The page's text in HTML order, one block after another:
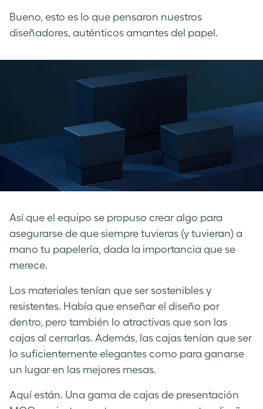
Bueno, esto es lo que pensaron nuestros
diseñadores, auténticos amantes del papel.
Así que el equipo se propuso crear algo para
asegurarse de que siempre tuvieras (y tuvieran) a
mano tu papelería, dada la importancia que se
merece.
Los materiales tenían que ser sostenibles y
resistentes. Había que enseñar el diseño por
dentro, pero también lo atractivas que son las
cajas al cerrarlas. Además, las cajas tenían que ser
lo suficientemente elegantes como para ganarse
un lugar en las mejores mesas.
Aquí están. Una gama de cajas de presentación